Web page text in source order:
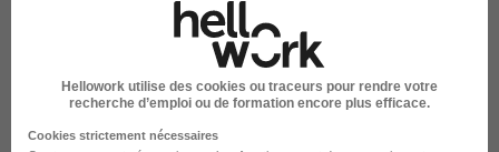
Soyez l'un des premiers à postuler
Hellowork utilise des cookies ou traceurs pour rendre votre
recherche d’emploi ou de formation encore plus efficace.
Cookies strictement nécessaires